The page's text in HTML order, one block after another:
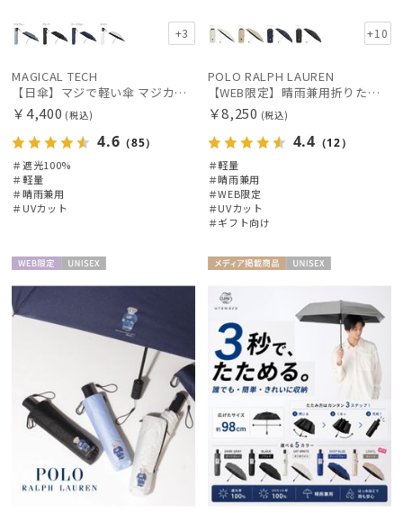
+3
MAGICAL TECH
【日傘】マジで軽い傘 マジカルテックプロテクション(MAGICAL TECH PROTECTION)50cm 晴雨兼用傘折りたたみ日傘 一級遮光100% UV 軽量 人気 レディース メンズ
￥4,400 (税込)
4.6 （85）
＃遮光100%
＃軽量
＃晴雨兼用
＃UVカット
+10
POLO RALPH LAUREN
【WEB限定】晴雨兼用折りたたみ日傘 ポロ ラルフ ローレン ポロポニー刺繍 POLO BEAR 雨の日OK 遮光100% 遮熱 簡単開閉 UV100% 晴雨兼用
￥8,250 (税込)
4.4 （12）
＃軽量
＃晴雨兼用
＃WEB限定
＃UVカット
＃ギフト向け
定
載商品